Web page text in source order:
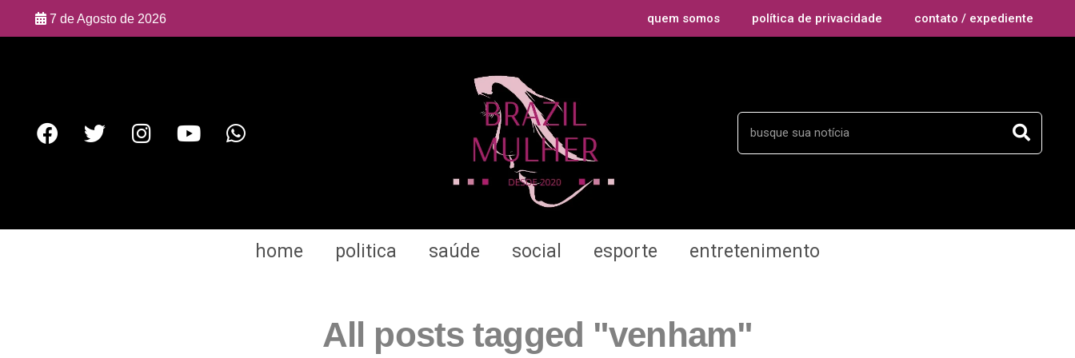
7 de Agosto de 2026 quem somos política de privacidade contato / expediente
home politica saúde social esporte entretenimento
All posts tagged "venham"